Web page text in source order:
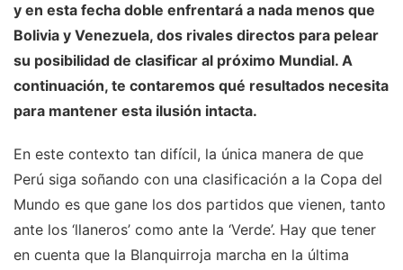
y en esta fecha doble enfrentará a nada menos que
Bolivia y Venezuela, dos rivales directos para pelear
su posibilidad de clasificar al próximo Mundial. A
continuación, te contaremos qué resultados necesita
para mantener esta ilusión intacta.
En este contexto tan difícil, la única manera de que
Perú siga soñando con una clasificación a la Copa del
Mundo es que gane los dos partidos que vienen, tanto
ante los ‘llaneros’ como ante la ‘Verde’. Hay que tener
en cuenta que la Blanquirroja marcha en la última